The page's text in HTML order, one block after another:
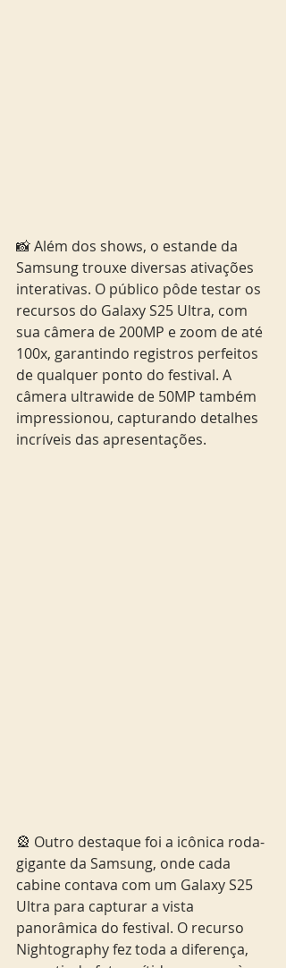
📸 Além dos shows, o estande da
Samsung trouxe diversas ativações
interativas. O público pôde testar os
recursos do Galaxy S25 Ultra, com
sua câmera de 200MP e zoom de até
100x, garantindo registros perfeitos
de qualquer ponto do festival. A
câmera ultrawide de 50MP também
impressionou, capturando detalhes
incríveis das apresentações.
🎡 Outro destaque foi a icônica roda-
gigante da Samsung, onde cada
cabine contava com um Galaxy S25
Ultra para capturar a vista
panorâmica do festival. O recurso
Nightography fez toda a diferença,